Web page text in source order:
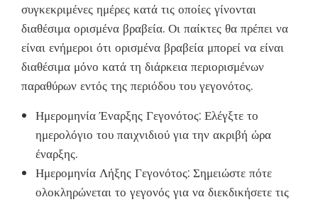
συγκεκριμένες ημέρες κατά τις οποίες γίνονται
διαθέσιμα ορισμένα βραβεία. Οι παίκτες θα πρέπει να
είναι ενήμεροι ότι ορισμένα βραβεία μπορεί να είναι
διαθέσιμα μόνο κατά τη διάρκεια περιορισμένων
παραθύρων εντός της περιόδου του γεγονότος.
Ημερομηνία Έναρξης Γεγονότος: Ελέγξτε το
ημερολόγιο του παιχνιδιού για την ακριβή ώρα
έναρξης.
Ημερομηνία Λήξης Γεγονότος: Σημειώστε πότε
ολοκληρώνεται το γεγονός για να διεκδικήσετε τις